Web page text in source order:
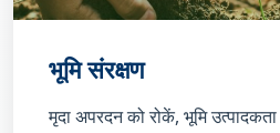
भूमि संरक्षण
मृदा अपरदन को रोकें, भूमि